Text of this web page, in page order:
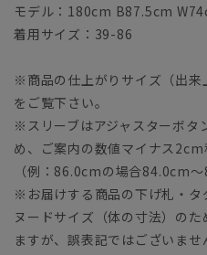
モデル：180cm B87.5cm
着用サイズ：39-86
※商品の仕上がりサイズ（出来
をご覧下さい。
※スリーブはアジャスターボタ
め、ご案内の数値マイナス2cm
（例：86.0cmの場合84.0cm
※お届けする商品の下げ札・タ
ヌードサイズ（体の寸法）の
ますが、誤表記ではございませ